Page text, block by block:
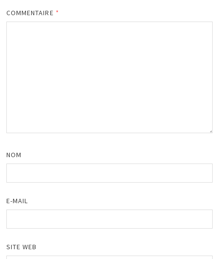
COMMENTAIRE *
NOM
E-MAIL
SITE WEB